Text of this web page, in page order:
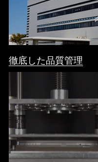
徹底した品質管理